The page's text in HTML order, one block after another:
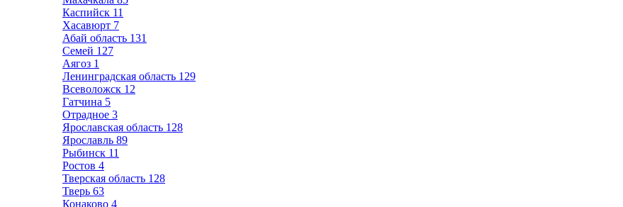
Каспийск 11
Хасавюрт 7
Абай область 131
Семей 127
Аягоз 1
Ленинградская область 129
Всеволожск 12
Гатчина 5
Отрадное 3
Ярославская область 128
Ярославль 89
Рыбинск 11
Ростов 4
Тверская область 128
Тверь 63
Конаково 4